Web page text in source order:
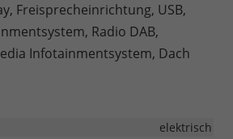
Freisprecheinrichtung, USB,
Radio DAB,
Infotainmentsystem, Dach
elektrisch